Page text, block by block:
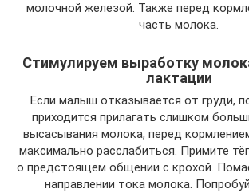
молочной железой. Также перед
часть молока.
Стимулируем выработку
лактации
Если малыш отказывается от груди,
приходится прилагать слишком
высасывания молока, перед
максимально расслабиться. Примите
о предстоящем общении с крохой.
направлении тока молока.